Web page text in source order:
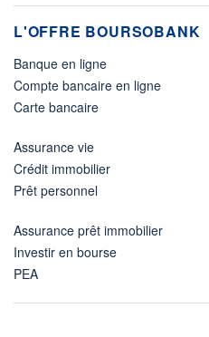
L'OFFRE BOURSOBANK
Banque en ligne
Compte bancaire en ligne
Carte bancaire
Assurance vie
Crédit immobilier
Prêt personnel
Assurance prêt immobilier
Investir en bourse
PEA